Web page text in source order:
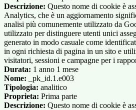
Descrizione: Questo nome di cookie è
Analytics, che è un aggiornamento
analisi più comunemente utilizzato da
utilizzato per distinguere utenti unici
generato in modo casuale come
in ogni richiesta di pagina in un sito e
visitatori, sessioni e campagne per i
Durata: 1 anno 1 mese
Nome: _pk_id.1.e003
Tipologia: analitico
Proprieta: Prima parte
Descrizione: Questo nome di cookie è